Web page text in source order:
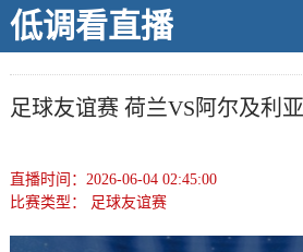
低调看直播
足球友谊赛 荷兰VS阿尔及利亚
直播时间：2026-06-04 02:45:00
比赛类型：
足球友谊赛